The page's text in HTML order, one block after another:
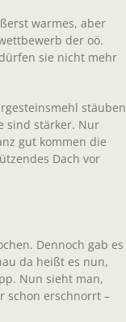
warmes, aber
der oö.
sie nicht mehr
stäuben
sind stärker. Nur
gut kommen die
Dach vor
Dennoch gab es
da heißt es nun,
Nun sieht man,
schon erschnorrt –